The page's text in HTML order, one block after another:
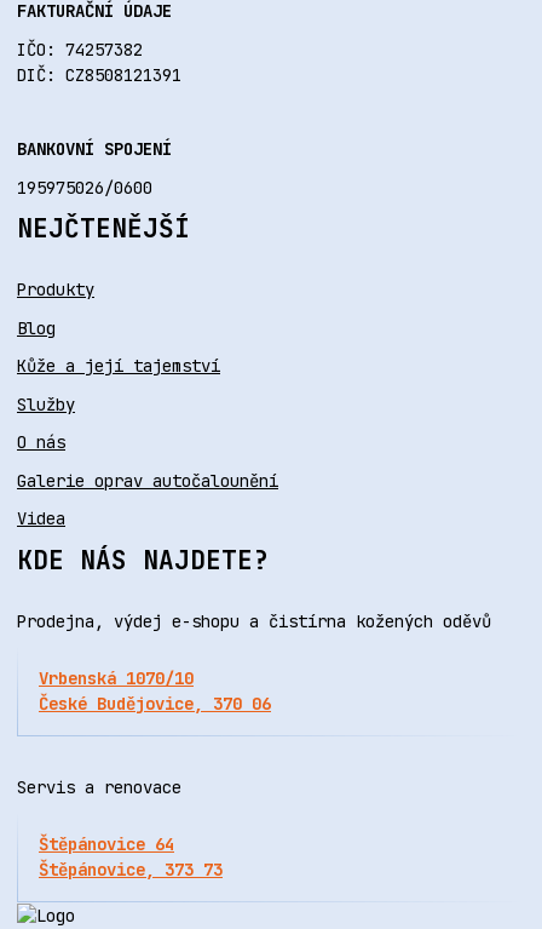
FAKTURAČNÍ ÚDAJE
IČO: 74257382
DIČ: CZ8508121391
BANKOVNÍ SPOJENÍ
195975026/0600
NEJČTENĚJŠÍ
Produkty
Blog
Kůže a její tajemství
Služby
O nás
Galerie oprav autočalounění
Videa
KDE NÁS NAJDETE?
Prodejna, výdej e-shopu a čistírna kožených oděvů
Vrbenská 1070/10
České Budějovice, 370 06
Servis a renovace
Štěpánovice 64
Štěpánovice, 373 73